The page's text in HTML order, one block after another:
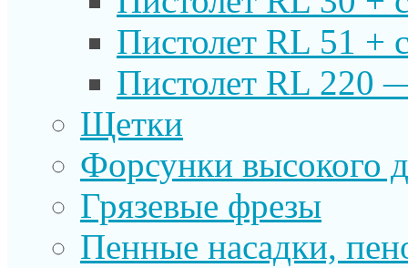
Пистолет RL 51 +
Пистолет RL 220
Щетки
Форсунки высокого
Грязевые фрезы
Пенные насадки,